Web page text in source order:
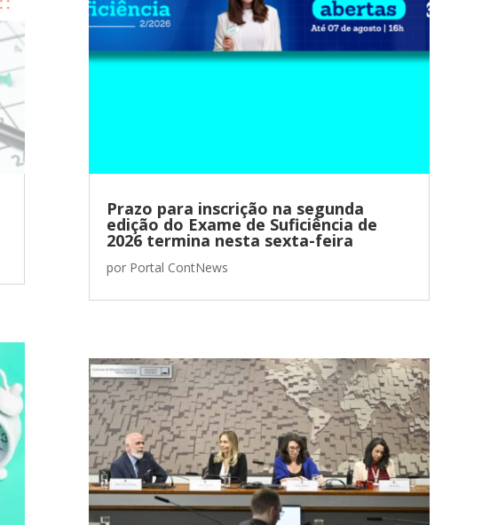
Prazo para inscrição na segunda
edição do Exame de Suficiência de
2026 termina nesta sexta-feira
por Portal ContNews